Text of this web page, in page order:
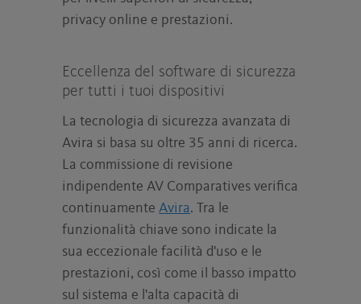
privacy online e prestazioni.
Eccellenza del software di sicurezza
per tutti i tuoi dispositivi
La tecnologia di sicurezza avanzata di
Avira si basa su oltre 35 anni di ricerca.
La commissione di revisione
indipendente AV Comparatives verifica
continuamenteAvira. Tra le
funzionalità chiave sono indicate la
sua eccezionale facilità d'uso e le
prestazioni, così come il basso impatto
sul sistema e l'alta capacità di